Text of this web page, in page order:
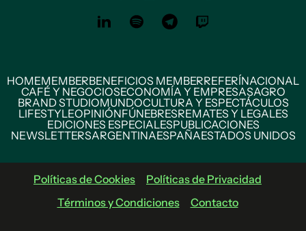
HOMEMEMBERBENEFICIOS MEMBERREFERÍNACIONAL
CAFÉ Y NEGOCIOSECONOMÍA Y EMPRESASAGRO
BRAND STUDIOMUNDOCULTURA Y ESPECTÁCULOS
LIFESTYLEOPINIÓNFÚNEBRESREMATES Y LEGALES
EDICIONES ESPECIALESPUBLICACIONES
NEWSLETTERSARGENTINAESPAÑAESTADOS UNIDOS
Políticas de Cookies
Políticas de Privacidad
Términos y Condiciones
Contacto